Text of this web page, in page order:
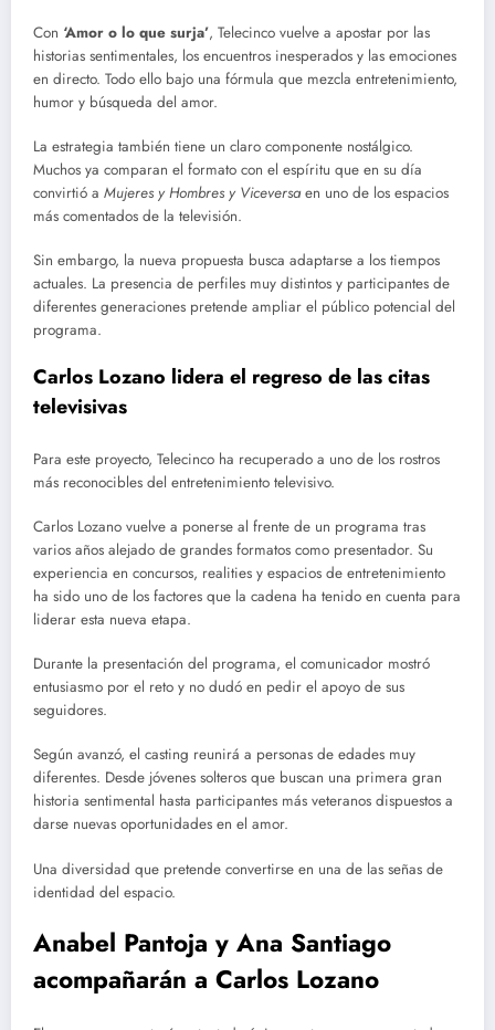
Con ‘Amor o lo que surja’, Telecinco vuelve a apostar por las
historias sentimentales, los encuentros inesperados y las emociones
en directo. Todo ello bajo una fórmula que mezcla entretenimiento,
humor y búsqueda del amor.
La estrategia también tiene un claro componente nostálgico.
Muchos ya comparan el formato con el espíritu que en su día
convirtió a Mujeres y Hombres y Viceversaen uno de los espacios
más comentados de la televisión.
Sin embargo, la nueva propuesta busca adaptarse a los tiempos
actuales. La presencia de perfiles muy distintos y participantes de
diferentes generaciones pretende ampliar el público potencial del
programa.
Carlos Lozano lidera el regreso de las citas
televisivas
Para este proyecto, Telecinco ha recuperado a uno de los rostros
más reconocibles del entretenimiento televisivo.
Carlos Lozano vuelve a ponerse al frente de un programa tras
varios años alejado de grandes formatos como presentador. Su
experiencia en concursos, realities y espacios de entretenimiento
ha sido uno de los factores que la cadena ha tenido en cuenta para
liderar esta nueva etapa.
Durante la presentación del programa, el comunicador mostró
entusiasmo por el reto y no dudó en pedir el apoyo de sus
seguidores.
Según avanzó, el casting reunirá a personas de edades muy
diferentes. Desde jóvenes solteros que buscan una primera gran
historia sentimental hasta participantes más veteranos dispuestos a
darse nuevas oportunidades en el amor.
Una diversidad que pretende convertirse en una de las señas de
identidad del espacio.
Anabel Pantoja y Ana Santiago
acompañarán a Carlos Lozano